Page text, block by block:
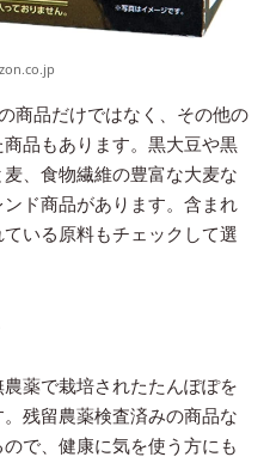
商品だけではなく、その他の
品もあります。黒大豆や黒
、食物繊維の豊富な大麦な
ド商品があります。含まれ
いる原料もチェックして選
薬で栽培されたたんぽぽを
残留農薬検査済みの商品な
で、健康に気を使う方にも